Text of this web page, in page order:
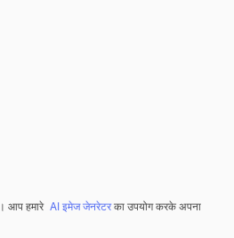
आप हमारे AI इमेज जेनरेटरका उपयोग करके अपना